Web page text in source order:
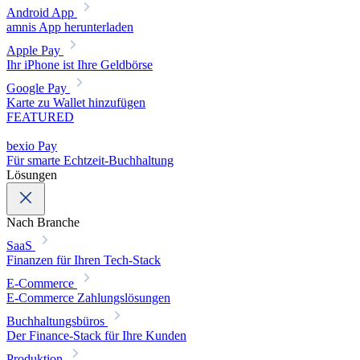
Android App
amnis App herunterladen
Apple Pay
Ihr iPhone ist Ihre Geldbörse
Google Pay
Karte zu Wallet hinzufügen
FEATURED
bexio Pay
Für smarte Echtzeit-Buchhaltung
Lösungen
Nach Branche
SaaS
Finanzen für Ihren Tech-Stack
E-Commerce
E-Commerce Zahlungslösungen
Buchhaltungsbüros
Der Finance-Stack für Ihre Kunden